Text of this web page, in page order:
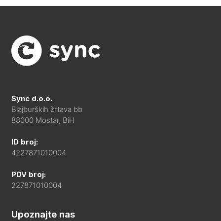
Sync d.o.o.
Blajburških žrtava bb
88000 Mostar, BiH
ID broj:
4227871010004
PDV broj:
227871010004
Upoznajte nas